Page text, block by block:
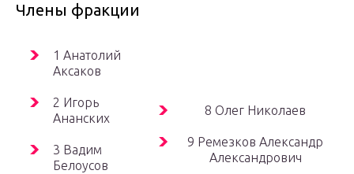
Члены фракции
1 Анатолий
Аксаков
2 Игорь
Ананских
3 Вадим
Белоусов
8 Олег Николаев
9 Ремезков Александр
Александрович